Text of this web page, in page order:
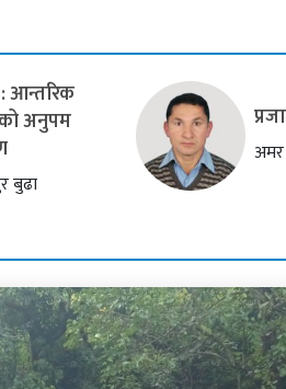
आन्तरिक
अनुपम
बुढा